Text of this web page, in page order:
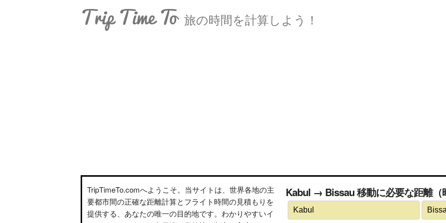
Trip Time To 旅の時間を計算しよう！
TripTimeTo.comへようこそ。当サイトは、世界各地の主
要都市間の正確な距離計算とフライト時間の見積もりを
提供する、あなたの唯一の目的地です。わかりやすいイ
Kabul → Bissau 移動に必要な距離（